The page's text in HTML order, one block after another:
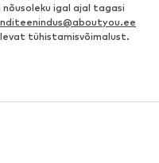
igal ajal tagasi
tühistamisvõimalust.